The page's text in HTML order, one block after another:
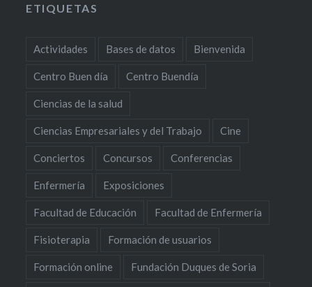
ETIQUETAS
Actividades Bases de datos Bienvenida
Centro Buen día Centro Buendía
Ciencias de la salud
Ciencias Empresariales y del Trabajo Cine
Conciertos Concursos Conferencias
Enfermería Exposiciones
Facultad de Educación Facultad de Enfermería
Fisioterapia Formación de usuarios
Formación online Fundación Duques de Soria